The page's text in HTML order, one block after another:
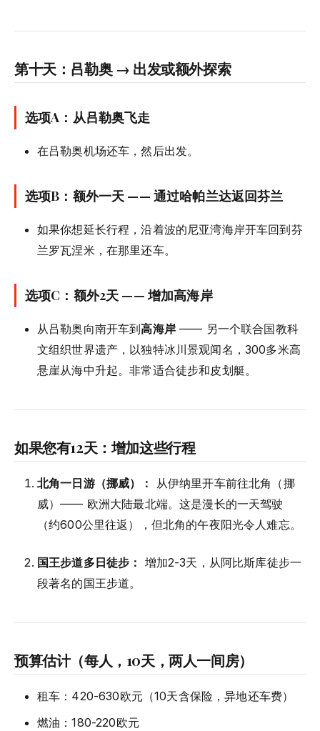
第十天：吕勒奥 → 出发或额外探索
选项A：从吕勒奥飞走
在吕勒奥机场还车，然后出发。
选项B：额外一天 —— 通过哈帕兰达返回芬兰
如果你想延长行程，沿着波的尼亚湾海岸开车回到芬
兰罗瓦涅米，在那里还车。
选项C：额外2天 —— 增加高海岸
从吕勒奥向南开车到高海岸—— 另一个联合国教科
文组织世界遗产，以独特冰川景观闻名，300多米高
悬崖从海中升起。非常适合徒步和皮划艇。
如果您有12天：增加这些行程
北角一日游（挪威）：
从伊纳里开车前往北角（挪
威）—— 欧洲大陆最北端。这是漫长的一天驾驶
（约600公里往返），但北角的午夜阳光令人难忘。
国王步道多日徒步： 增加2-3天，从阿比斯库徒步一
段著名的国王步道。
预算估计（每人，10天，两人一间房）
租车：420-630欧元（10天含保险，异地还车费）
燃油：180-220欧元